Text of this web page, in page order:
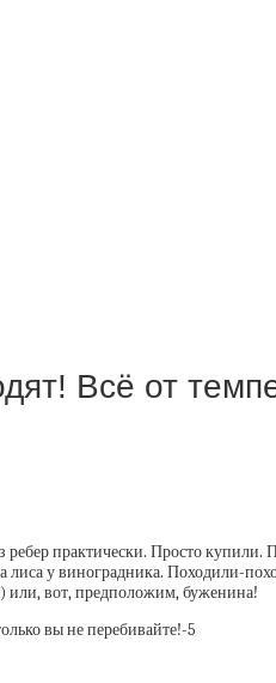
Всё от
практически. Просто
лиса у виноградника.
или, вот, предположим, буженина!